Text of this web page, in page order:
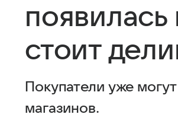
стоит
Покупатели уже
магазинов.